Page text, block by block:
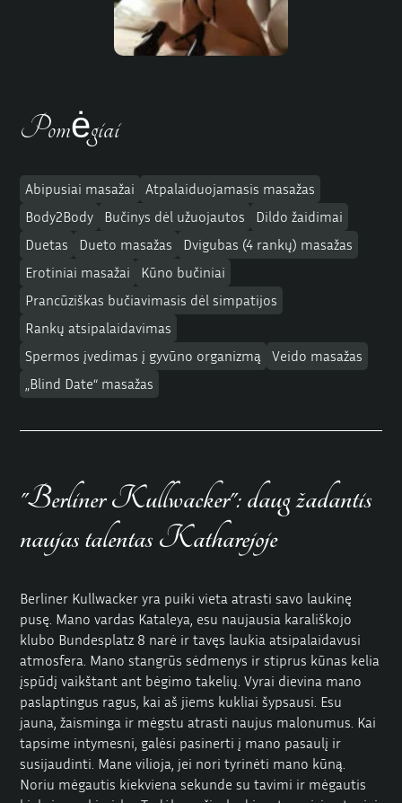
Pomėgiai
Abipusiai masažai
Atpalaiduojamasis masažas
Body2Body
Bučinys dėl užuojautos
Dildo žaidimai
Duetas
Dueto masažas
Dvigubas (4 rankų) masažas
Erotiniai masažai
Kūno bučiniai
Prancūziškas bučiavimasis dėl simpatijos
Rankų atsipalaidavimas
Spermos įvedimas į gyvūno organizmą
Veido masažas
„Blind Date“ masažas
"Berliner Kullwacker": daug žadantis
naujas talentas Katharejoje
Berliner Kullwacker yra puiki vieta atrasti savo laukinę
pusę. Mano vardas Kataleya, esu naujausia karališkojo
klubo Bundesplatz 8 narė ir tavęs laukia atsipalaidavusi
atmosfera. Mano stangrūs sėdmenys ir stiprus kūnas kelia
įspūdį vaikštant ant bėgimo takelių. Vyrai dievina mano
paslaptingus ragus, kai aš jiems kukliai šypsausi. Esu
jauna, žaisminga ir mėgstu atrasti naujus malonumus. Kai
tapsime intymesni, galėsi pasinerti į mano pasaulį ir
susijaudinti. Mane vilioja, jei nori tyrinėti mano kūną.
Noriu mėgautis kiekviena sekunde su tavimi ir mėgautis